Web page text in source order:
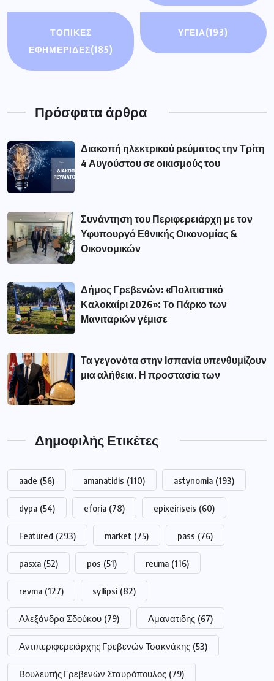
ΤΟΠΙΚΕΣ
ΕΦΗΜΕΡΙΔΕΣ(185)
ΥΓΕΙΑ(193)
Πρόσφατα άρθρα
Διακοπή ηλεκτρικού ρεύματος την Τρίτη
4 Αυγούστου σε οικισμούς του
Συνάντηση του Περιφερειάρχη με τον
Υφυπουργό Εθνικής Οικονομίας &
Οικονομικών
Δήμος Γρεβενών: «Πολιτιστικό
Καλοκαίρι 2026»: Το Πάρκο των
Μανιταριών γέμισε
Τα γεγονότα στην Ισπανία υπενθυμίζουν
μια αλήθεια. Η προστασία των
Δημοφιλής Ετικέτες
aade (56) amanatidis (110) astynomia (193)
dypa (54) eforia (78) epixeiriseis (60)
Featured (293) market (75) pass (76)
pasxa (52) pos (51) reuma (116)
revma (127) syllipsi (82)
Αλεξάνδρα Σδούκου (79) Αμανατιδης (67)
Αντιπεριφερειάρχης Γρεβενών Τσακνάκης (53)
Βουλευτής Γρεβενών Σταυρόπουλος (79)